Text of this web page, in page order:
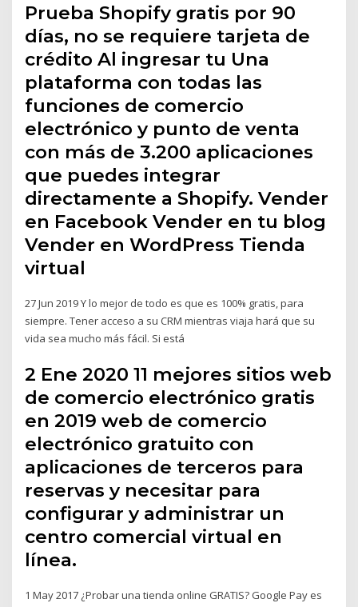
Prueba Shopify gratis por 90
días, no se requiere tarjeta de
crédito Al ingresar tu Una
plataforma con todas las
funciones de comercio
electrónico y punto de venta
con más de 3.200 aplicaciones
que puedes integrar
directamente a Shopify. Vender
en Facebook Vender en tu blog
Vender en WordPress Tienda
virtual
27 Jun 2019 Y lo mejor de todo es que es 100% gratis, para
siempre. Tener acceso a su CRM mientras viaja hará que su
vida sea mucho más fácil. Si está
2 Ene 2020 11 mejores sitios web
de comercio electrónico gratis
en 2019 web de comercio
electrónico gratuito con
aplicaciones de terceros para
reservas y necesitar para
configurar y administrar un
centro comercial virtual en
línea.
1 May 2017 ¿Probar una tienda online GRATIS? Google Pay es